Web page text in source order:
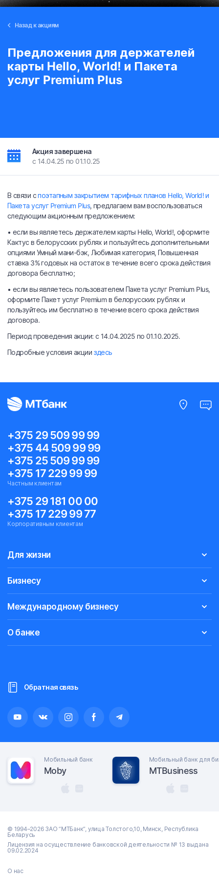
Назад к акциям
Предложения для держателей
карты Hello, World! и Пакета
услуг Premium Plus
Акция завершена
c 14.04.25 по 01.10.25
В связи споэтапным закрытием тарифных планов Hello, World! и
Пакета услуг Premium Plus, предлагаем вам воспользоваться
следующим акционным предложением:
• если вы являетесь держателем карты Hello, World!, оформите
Кактус в белорусских рублях и пользуйтесь дополнительными
опциями Умный мани-бэк, Любимая категория, Повышенная
ставка 3% годовых на остаток в течение всего срока действия
договора бесплатно;
• если вы являетесь пользователем Пакета услуг Premium Plus,
оформите Пакет услуг Premium в белорусских рублях и
пользуйтесь им бесплатно в течение всего срока действия
договора.
Период проведения акции: с 14.04.2025 по 01.10.2025.
Подробные условия акции здесь
+375 29 509 99 99
+375 44 509 99 99
+375 25 509 99 99
+375 17 229 99 99
Частным клиентам
+375 29 181 00 00
+375 17 229 99 77
Корпоративным клиентам
Для жизни
Бизнесу
Международному бизнесу
О банке
Обратная связь
Мобильный банк
Moby
Мобильный банк для
MTBusiness
© 1994–2026 ЗАО “МТБанк”, улица Толстого,10, Минск, Республика
Беларусь
Лицензия на осуществление банковской деятельности № 13 выдана
09.02.2024
О нас